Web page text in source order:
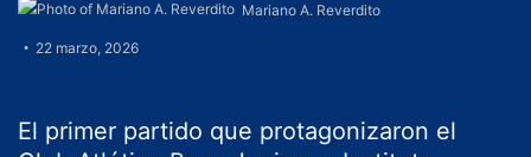
Mariano A. Reverdito
22 marzo, 2026
El primer partido que protagonizaron el